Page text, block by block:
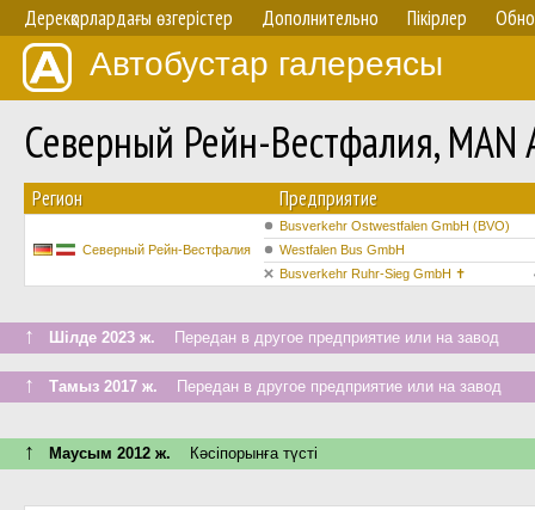
Дерекқорлардағы өзгерістер Дополнительно Пікірлер
Автобустар галереясы
Северный Рейн-Вестфалия,
Регион Предприятие
Северный Рейн-Вестфалия
Busverkehr Ostwestfalen GmbH (BVO)
Westfalen Bus GmbH
Busverkehr Ruhr-Sieg GmbH ✝︎
↑ Шілде 2023 ж. Передан в другое предприятие или на завод
↑ Тамыз 2017 ж. Передан в другое предприятие или на завод
↑ Маусым 2012 ж. Кәсіпорынға түсті